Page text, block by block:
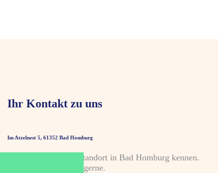
Ihr Kontakt zu uns
Im Atzelnest 5, 61352 Bad Homburg
Lernen Sie unseren Standort in Bad Homburg kennen.
Kontaktieren Sie uns gerne.